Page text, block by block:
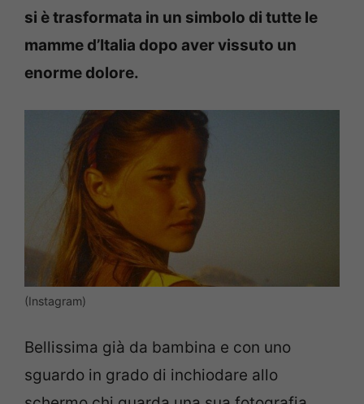
si è trasformata in un simbolo di tutte le
mamme d’Italia dopo aver vissuto un
enorme dolore.
(Instagram)
Bellissima già da bambina e con uno
sguardo in grado di inchiodare allo